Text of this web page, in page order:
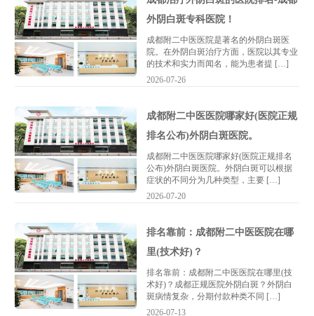
外阴白斑专科医院！
成都附二中医医院是著名的外阴白斑医
院。在外阴白斑治疗方面，医院以其专业
的技术和实力而闻名，能为患者提 […]
2026-07-26
成都附二中医医院哪家好(医院正规
排名公布)外阴白斑医院。
成都附二中医医院哪家好(医院正规排名
公布)外阴白斑医院。外阴白斑可以根据
症状的不同分为几种类型，主要 […]
2026-07-20
排名靠前：成都附二中医医院在哪
里(技术好)？
排名靠前：成都附二中医医院在哪里(技
术好)？成都正规医院外阴白斑？外阴白
斑病情复杂，分期付款种类不同 […]
2026-07-13